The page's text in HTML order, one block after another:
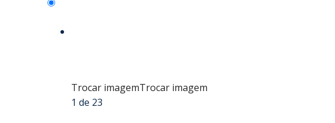
Trocar imagemTrocar imagem
1 de 23